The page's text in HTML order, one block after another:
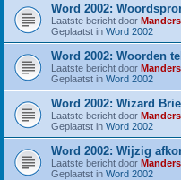
Word 2002:
Laatste bericht door
Geplaatst in Word 2002
Word 2002: Woorden
Laatste bericht door
Geplaatst in Word 2002
Word 2002: Wizard
Laatste bericht door
Geplaatst in Word 2002
Word 2002: Wijzig
Laatste bericht door
Geplaatst in Word 2002